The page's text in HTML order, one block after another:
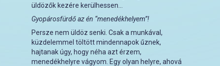
üldözők kezére kerülhessen…
Gyopárosfürdő az én “menedékhelyem”!
Persze nem üldöz senki. Csak a munkával,
küzdelemmel töltött mindennapok űznek,
hajtanak úgy, hogy néha azt érzem,
menedékhelyre vágyom. Egy olyan helyre, ahová